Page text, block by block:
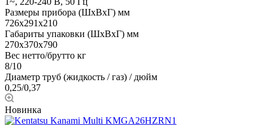
Размеры прибора (ШхВхГ) мм
726x291х210
Габариты упаковки (ШхВхГ) мм
270x370х790
Вес нетто/брутто кг
8/10
Диаметр труб (жидкость / газ) / дюйм
0,25/0,37
Новинка